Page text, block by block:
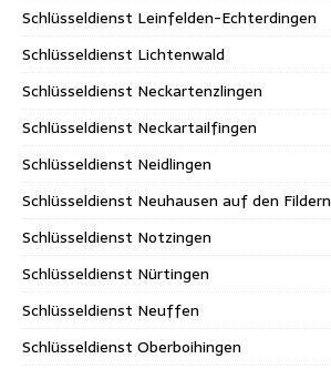
Schlüsseldienst Leinfelden-Echterdingen
Schlüsseldienst Lichtenwald
Schlüsseldienst Neckartenzlingen
Schlüsseldienst Neckartailfingen
Schlüsseldienst Neidlingen
Schlüsseldienst Neuhausen auf den Fildern
Schlüsseldienst Notzingen
Schlüsseldienst Nürtingen
Schlüsseldienst Neuffen
Schlüsseldienst Oberboihingen